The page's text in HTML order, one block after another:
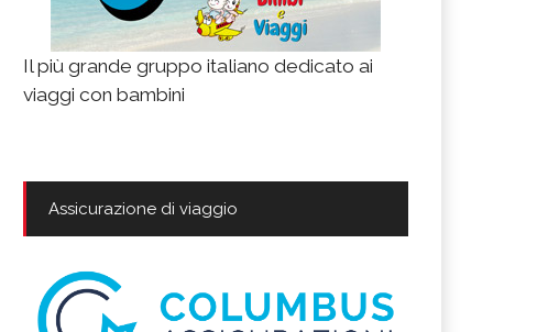
Il più grande gruppo italiano dedicato ai
viaggi con bambini
Assicurazione di viaggio